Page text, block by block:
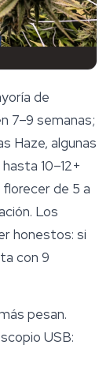
de
7–9 semanas;
Haze, algunas
10–12+
de 5 a
Los
honestos: si
con 9
pesan.
USB: